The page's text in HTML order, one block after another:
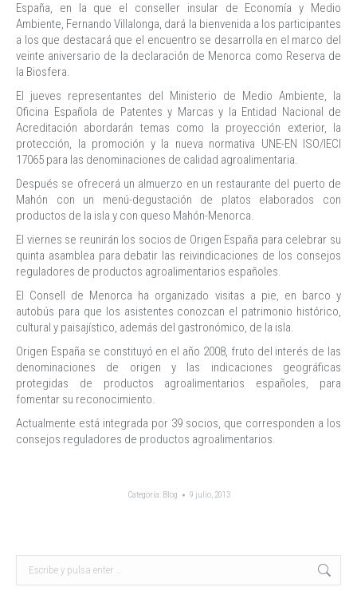
España, en la que el conseller insular de Economía y Medio
Ambiente, Fernando Villalonga, dará la bienvenida a los participantes
a los que destacará que el encuentro se desarrolla en el marco del
veinte aniversario de la declaración de Menorca como Reserva de
la Biosfera.
El jueves representantes del Ministerio de Medio Ambiente, la
Oficina Española de Patentes y Marcas y la Entidad Nacional de
Acreditación abordarán temas como la proyección exterior, la
protección, la promoción y la nueva normativa UNE-EN ISO/IECI
17065 para las denominaciones de calidad agroalimentaria.
Después se ofrecerá un almuerzo en un restaurante del puerto de
Mahón con un menú-degustación de platos elaborados con
productos de la isla y con queso Mahón-Menorca.
El viernes se reunirán los socios de Origen España para celebrar su
quinta asamblea para debatir las reivindicaciones de los consejos
reguladores de productos agroalimentarios españoles.
El Consell de Menorca ha organizado visitas a pie, en barco y
autobús para que los asistentes conozcan el patrimonio histórico,
cultural y paisajístico, además del gastronómico, de la isla.
Origen España se constituyó en el año 2008, fruto del interés de las
denominaciones de origen y las indicaciones geográficas
protegidas de productos agroalimentarios españoles, para
fomentar su reconocimiento.
Actualmente está integrada por 39 socios, que corresponden a los
consejos reguladores de productos agroalimentarios.
Categoría: Blog 9 julio, 2013
Buscar: